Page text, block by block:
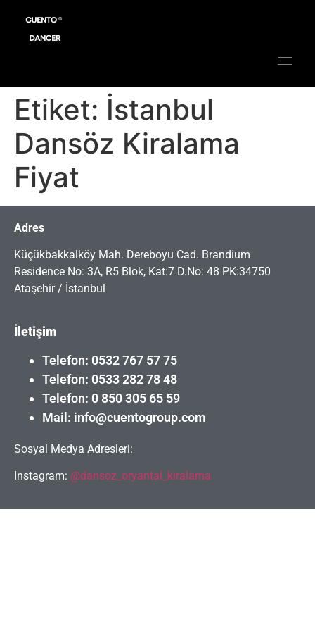
Etiket: İstanbul
Dansöz Kiralama
Fiyat
Adres
Küçükbakkalköy Mah. Dereboyu Cad. Brandium
Residence No: 3A, R5 Blok, Kat:7 D.No: 48 PK:34750
Ataşehir / İstanbul
İletişim
Telefon: 0532 767 57 75
Telefon: 0533 282 78 48
Telefon: 0 850 305 65 59
Mail: info@cuentogroup.com
Sosyal Medya Adresleri:
Instagram: @dansoz_oryantal_kiralama